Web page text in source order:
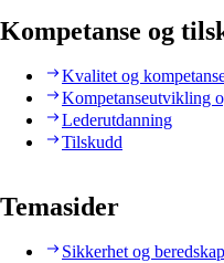
Kompetanse og
Kvalitet og
Kompetanseutvikling
Lederutdanning
Tilskudd
Temasider
Sikkerhet og beredskap